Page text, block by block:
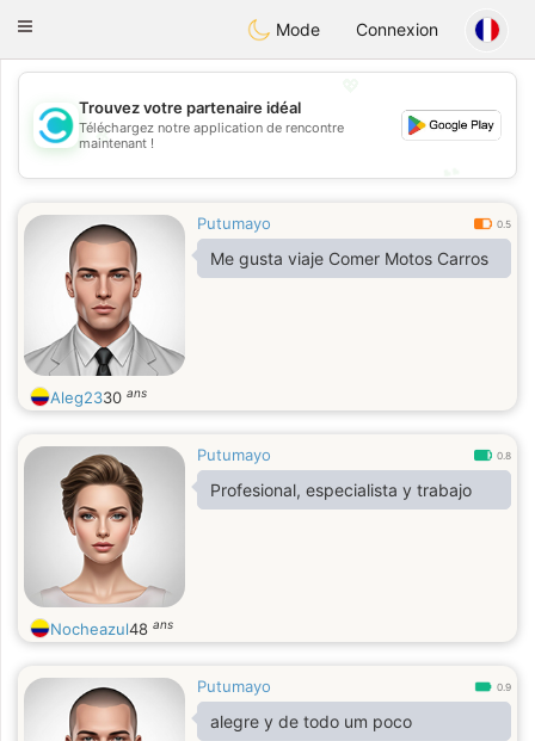
olombiaCitas
Toggle
Mode Connexion
💖
💕
Trouvez votre partenaire idéal
Téléchargez notre application de rencontre
maintenant !
Putumayo 0.5
Me gusta viaje Comer Motos Carros
Aleg2330 ans
Putumayo 0.8
Profesional, especialista y trabajo
Nocheazul48 ans
Putumayo 0.9
alegre y de todo um poco